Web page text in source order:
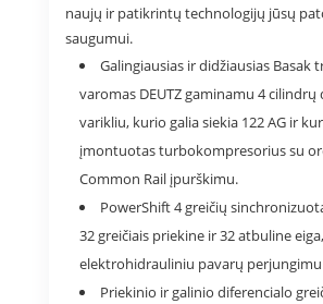
naujų ir patikrintų technologijų jūsų
saugumui.
Galingiausias ir didžiausias Basak
varomas DEUTZ gaminamu 4 cilindrų
varikliu, kurio galia siekia 122 AG ir
įmontuotas turbokompresorius su
Common Rail įpurškimu.
PowerShift 4 greičių
32 greičiais priekine ir 32 atbuline eiga,
elektrohidrauliniu pavarų perjungimu
Priekinio ir galinio diferencialo